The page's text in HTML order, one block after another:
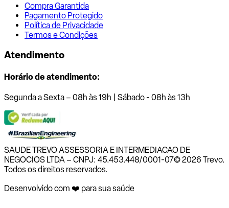
Compra Garantida
Pagamento Protegido
Política de Privacidade
Termos e Condições
Atendimento
Horário de atendimento:
Segunda a Sexta – 08h às 19h | Sábado - 08h às 13h
SAUDE TREVO ASSESSORIA E INTERMEDIACAO DE
NEGOCIOS LTDA – CNPJ: 45.453.448/0001-07© 2026 Trevo.
Todos os direitos reservados.
Desenvolvido com ❤️ para sua saúde